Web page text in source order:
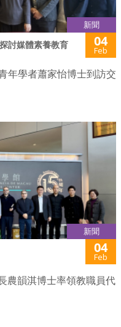
新聞
討媒體素養教育 04
Feb
年學者蕭家怡博士到訪交
新聞
04
Feb
農韻淇博士率領教職員代